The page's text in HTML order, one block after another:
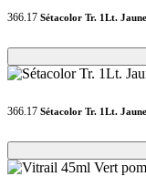
366.17 Sétacolor Tr. 1Lt.
Loading...
Loading...
366.17 Sétacolor Tr. 1Lt.
Loading...
Loading...